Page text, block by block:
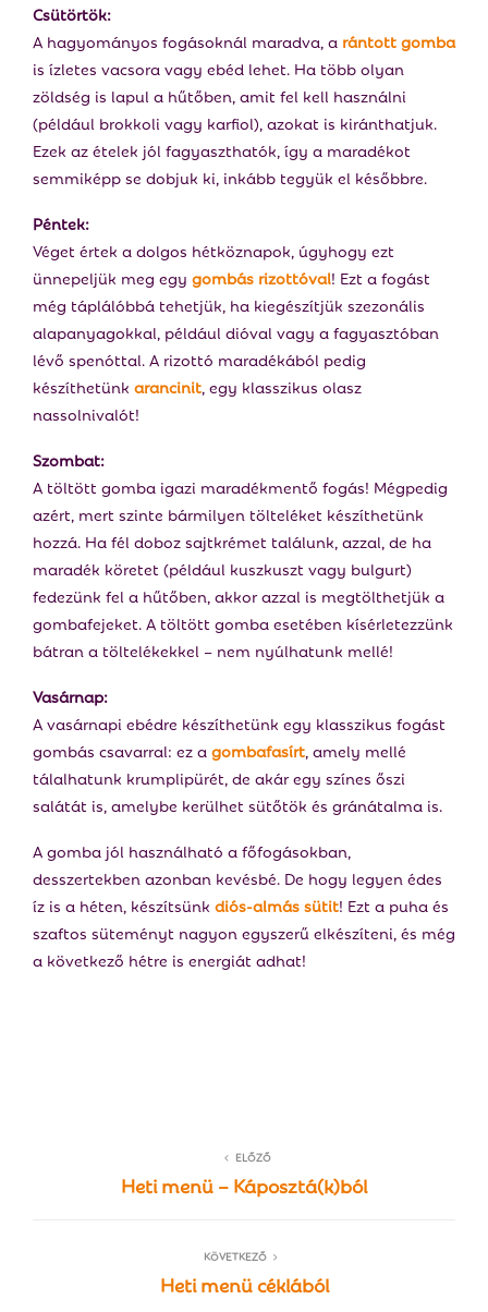
Csütörtök:
A hagyományos fogásoknál maradva, a rántott gomba
is ízletes vacsora vagy ebéd lehet. Ha több olyan
zöldség is lapul a hűtőben, amit fel kell használni
(például brokkoli vagy karfiol), azokat is kiránthatjuk.
Ezek az ételek jól fagyaszthatók, így a maradékot
semmiképp se dobjuk ki, inkább tegyük el későbbre.
Péntek:
Véget értek a dolgos hétköznapok, úgyhogy ezt
ünnepeljük meg egy gombás rizottóval! Ezt a fogást
még táplálóbbá tehetjük, ha kiegészítjük szezonális
alapanyagokkal, például dióval vagy a fagyasztóban
lévő spenóttal. A rizottó maradékából pedig
készíthetünkarancinit, egy klasszikus olasz
nassolnivalót!
Szombat:
A töltött gomba igazi maradékmentő fogás! Mégpedig
azért, mert szinte bármilyen tölteléket készíthetünk
hozzá. Ha fél doboz sajtkrémet találunk, azzal, de ha
maradék köretet (például kuszkuszt vagy bulgurt)
fedezünk fel a hűtőben, akkor azzal is megtölthetjük a
gombafejeket. A töltött gomba esetében kísérletezzünk
bátran a töltelékekkel – nem nyúlhatunk mellé!
Vasárnap:
A vasárnapi ebédre készíthetünk egy klasszikus fogást
gombás csavarral: ez agombafasírt, amely mellé
tálalhatunk krumplipürét, de akár egy színes őszi
salátát is, amelybe kerülhet sütőtök és gránátalma is.
A gomba jól használható a főfogásokban,
desszertekben azonban kevésbé. De hogy legyen édes
íz is a héten, készítsünkdiós-almás sütit! Ezt a puha és
szaftos süteményt nagyon egyszerű elkészíteni, és még
a következő hétre is energiát adhat!
ELŐZŐ
Heti menü – Káposztá(k)ból
KÖVETKEZŐ
Heti menü céklából